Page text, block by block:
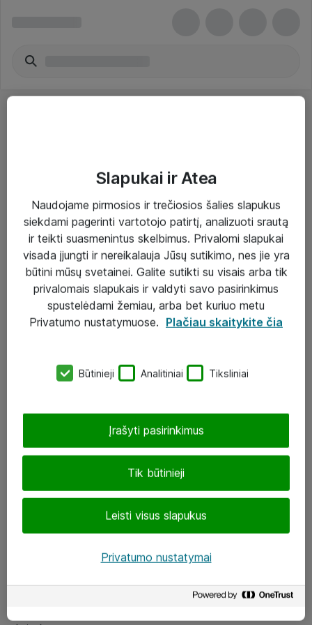
Paslaugos
Sprendimai
Įgyvendinti projektai
Atea ekspertų patarimai verslui
eShop@atea.lt
LinkedIn
Slapukai ir Atea
Naudojame pirmosios ir trečiosios šalies slapukus
siekdami pagerinti vartotojo patirtį, analizuoti srautą
ir teikti suasmenintus skelbimus. Privalomi slapukai
visada įjungti ir nereikalauja Jūsų sutikimo, nes jie yra
būtini mūsų svetainei. Galite sutikti su visais arba tik
privalomais slapukais ir valdyti savo pasirinkimus
spustelėdami žemiau, arba bet kuriuo metu
Privatumo nustatymuose. Plačiau skaitykite čia
Būtinieji Analitiniai Tiksliniai
Tik būtinieji
Leisti visus slapukus
Įrašyti pasirinkimus
Privatumo nustatymai